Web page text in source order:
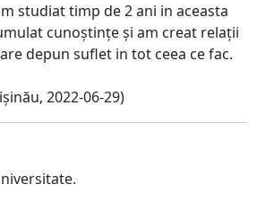
studiat timp de 2 ani in aceasta
cunoștințe și am creat relații
depun suflet in tot ceea ce fac.
2022-06-29)